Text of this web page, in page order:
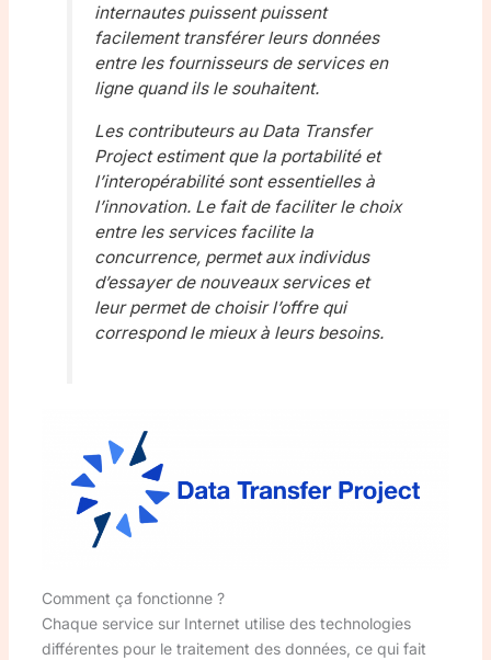
internautes puissent puissent
facilement transférer leurs données
entre les fournisseurs de services en
ligne quand ils le souhaitent.
Les contributeurs au Data Transfer
Project estiment que la portabilité et
l’interopérabilité sont essentielles à
l’innovation. Le fait de faciliter le choix
entre les services facilite la
concurrence, permet aux individus
d’essayer de nouveaux services et
leur permet de choisir l’offre qui
correspond le mieux à leurs besoins.
Comment ça fonctionne ?
Chaque service sur Internet utilise des technologies
différentes pour le traitement des données, ce qui fait